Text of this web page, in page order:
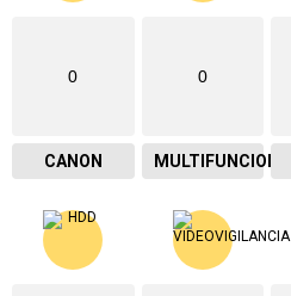
0
CANON
0
MULTIFUNCIONAL